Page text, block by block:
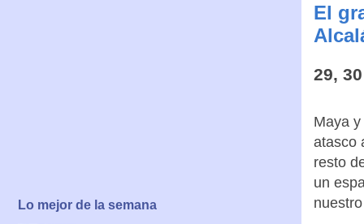
El
29,
Maya
atasco
resto
un
Lo mejor de la semana